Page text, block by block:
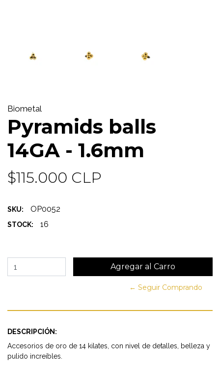
Biometal
Pyramids balls
14GA - 1.6mm
$115.000 CLP
SKU: OP0052
STOCK: 16
← Seguir Comprando
DESCRIPCIÓN:
Accesorios de oro de 14 kilates, con nivel de detalles, belleza y
pulido increíbles.